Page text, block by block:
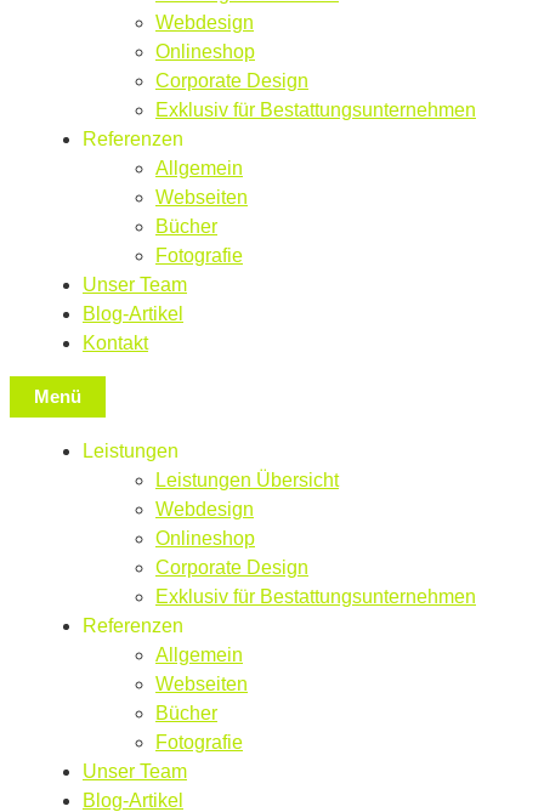
Webdesign
Onlineshop
Corporate Design
Exklusiv für Bestattungsunternehmen
Referenzen
Allgemein
Webseiten
Bücher
Fotografie
Unser Team
Blog-Artikel
Kontakt
Menü
Leistungen
Leistungen Übersicht
Webdesign
Onlineshop
Corporate Design
Exklusiv für Bestattungsunternehmen
Referenzen
Allgemein
Webseiten
Bücher
Fotografie
Unser Team
Blog-Artikel